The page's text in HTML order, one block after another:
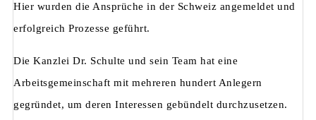
Hier wurden die Ansprüche in der Schweiz angemeldet und
erfolgreich Prozesse geführt.
Die Kanzlei Dr. Schulte und sein Team hat eine
Arbeitsgemeinschaft mit mehreren hundert Anlegern
gegründet, um deren Interessen gebündelt durchzusetzen.